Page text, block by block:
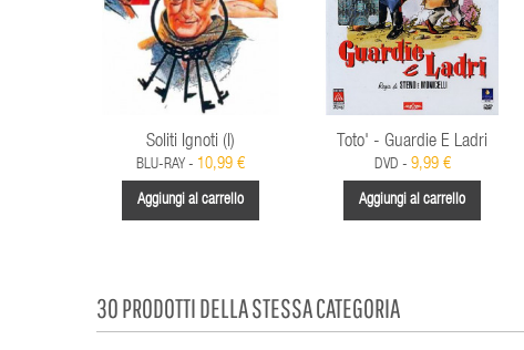
Soliti Ignoti (I)
BLU-RAY - 10,99 €
Aggiungi al carrello
Toto' - Guardie E Ladri
DVD - 9,99 €
Aggiungi al carrello
30 PRODOTTI DELLA STESSA CATEGORIA